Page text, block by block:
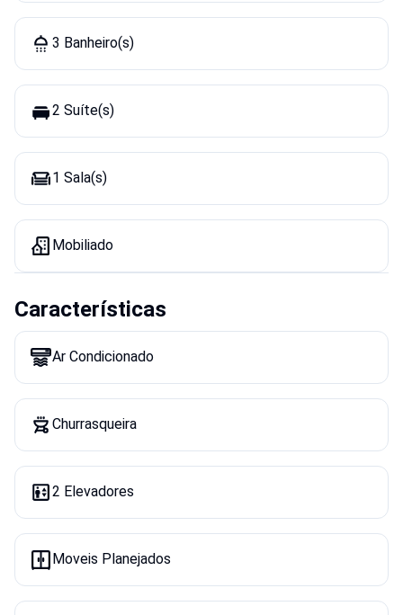
3 Banheiro(s)
2 Suíte(s)
1 Sala(s)
Mobiliado
Características
Ar Condicionado
Churrasqueira
2 Elevadores
Moveis Planejados